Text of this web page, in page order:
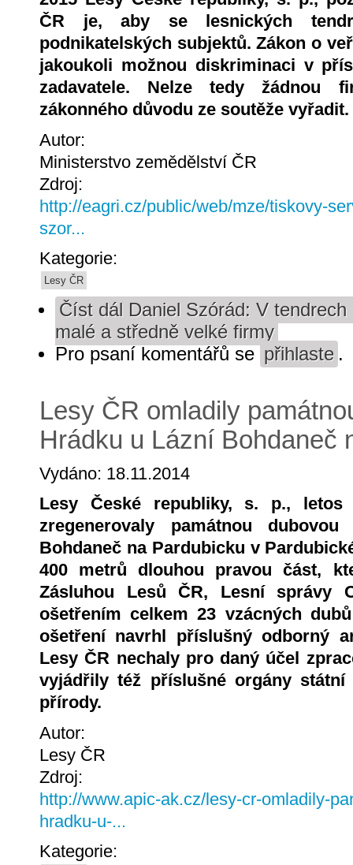
ČR je, aby se lesnických
podnikatelských subjektů. Zákon o
jakoukoli možnou diskriminaci v
zadavatele. Nelze tedy žádnou
zákonného důvodu ze soutěže vyřadit.
Autor:
Ministerstvo zemědělství ČR
Zdroj:
http://eagri.cz/public/web/mze/tiskovy-
szor...
Kategorie:
Lesy ČR
Číst dál Daniel Szórád: V
malé a středně velké firmy
Pro psaní komentářů se přihlaste .
Lesy ČR omladily
Hrádku u Lázní Bohdaneč
Vydáno: 18.11.2014
Lesy České republiky, s. p.,
zregenerovaly památnou
Bohdaneč na Pardubicku v
400 metrů dlouhou pravou část,
Zásluhou Lesů ČR, Lesní správy
ošetřením celkem 23 vzácných
ošetření navrhl příslušný odborný
Lesy ČR nechaly pro daný účel
vyjádřily též příslušné orgány
přírody.
Autor:
Lesy ČR
Zdroj:
http://www.apic-ak.cz/lesy-cr-omladily-
hradku-u-...
Kategorie: